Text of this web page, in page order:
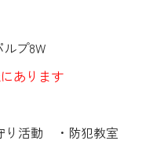
プ8W
あります
り活動 ・防犯教室